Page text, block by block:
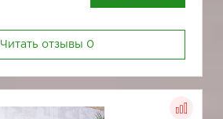
Читать отзывы 0